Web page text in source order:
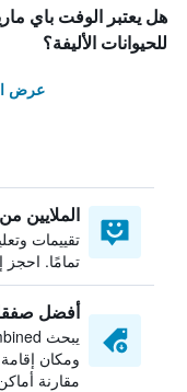
هل يعتبر الوفت باي
للحيوانات الأليفة؟
عرض
الملايين
تقييمات
تمامًا. احجز
أفضل
ومكان
مقارنة